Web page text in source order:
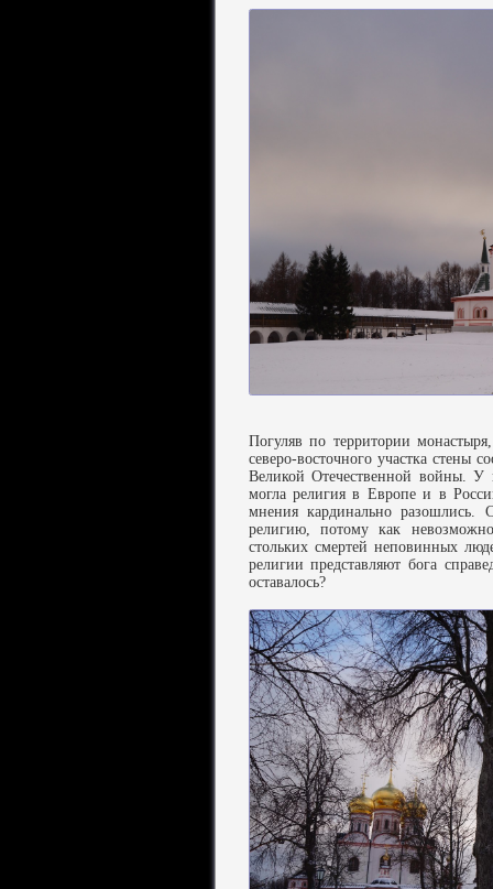
Погуляв по территории
северо-восточного участка
Великой Отечественной войны. У
могла религия в Европе и в
мнения кардинально
религию, потому как
стольких смертей неповинных
религии представляют бога
оставалось?